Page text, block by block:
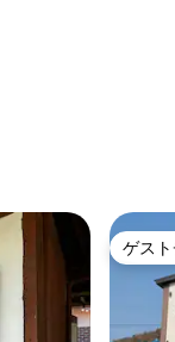
ゲス
ゲス